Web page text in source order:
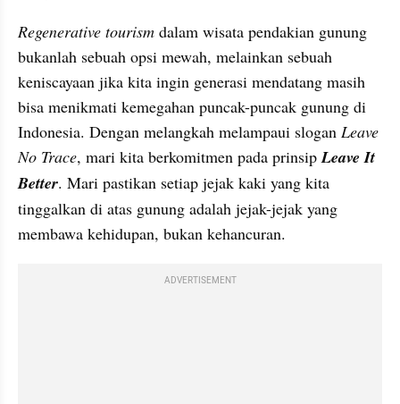
Regenerative tourism dalam wisata pendakian gunung
bukanlah sebuah opsi mewah, melainkan sebuah
keniscayaan jika kita ingin generasi mendatang masih
bisa menikmati kemegahan puncak-puncak gunung di
Indonesia. Dengan melangkah melampaui slogan Leave
No Trace, mari kita berkomitmen pada prinsip Leave It
Better. Mari pastikan setiap jejak kaki yang kita
tinggalkan di atas gunung adalah jejak-jejak yang
membawa kehidupan, bukan kehancuran.
ADVERTISEMENT